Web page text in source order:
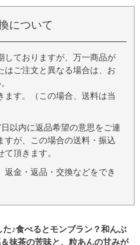
について
しておりますが、万一商品が
はご注文と異なる場合は、お
ます。（この場合、送料は当
以内に返品希望の意思をご連
すが、この場合の送料・振込
頂きます。
金・返品・交換などをでき
♪食べるとモンブラン？和んぶ
抹茶の苦味と、粒あんの甘みが